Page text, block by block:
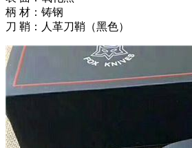
柄 材：铸钢
刀 鞘：人革刀鞘（黑色）